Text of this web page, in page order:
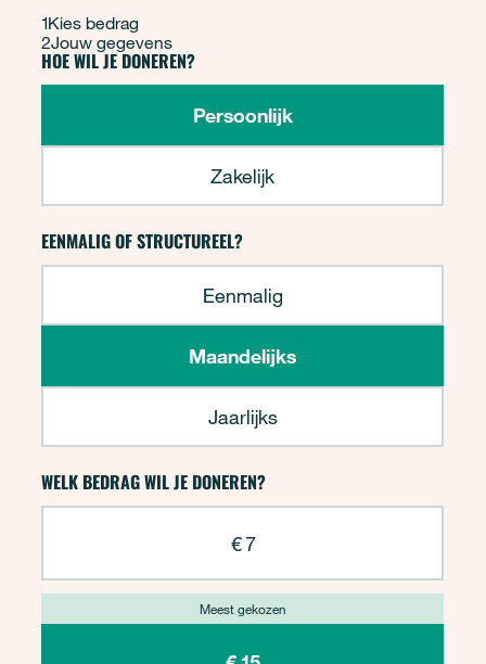
FW - Doneren v3
"*" geeft vereiste velden aan
1Kies bedrag
2Jouw gegevens
HOE WIL JE DONEREN?
Persoonlijk
Zakelijk
EENMALIG OF STRUCTUREEL?
Eenmalig
Maandelijks
Jaarlijks
WELK BEDRAG WIL JE DONEREN?
€ 7